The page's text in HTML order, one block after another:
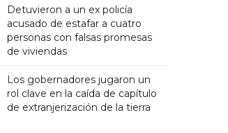
Detuvieron a un ex policía
acusado de estafar a cuatro
personas con falsas promesas
de viviendas
Los gobernadores jugaron un
rol clave en la caída de capítulo
de extranjerización de la tierra